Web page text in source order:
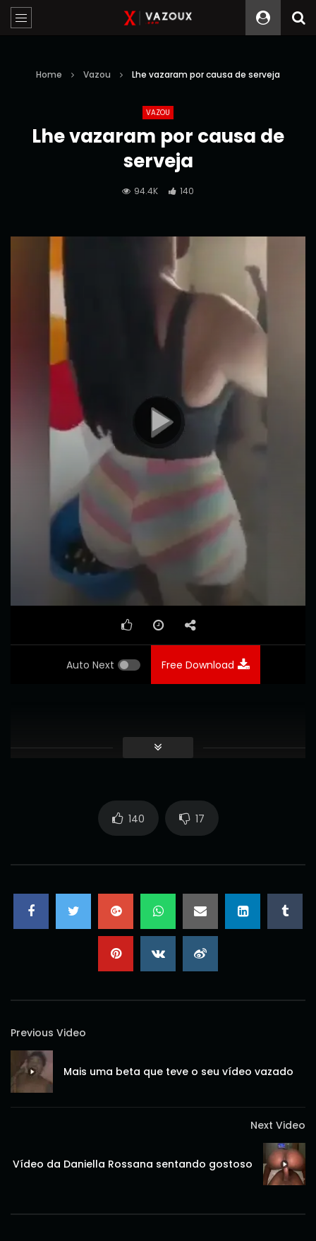
Home Vazou Lhe vazaram por causa de serveja
VAZOU
Lhe vazaram por causa de
serveja
94.4K 140
Reprodutor
vídeo
Auto Next Free Download
140 17
Previous Video
Mais uma beta que teve o seu vídeo vazado
Next Video
Vídeo da Daniella Rossana sentando gostoso